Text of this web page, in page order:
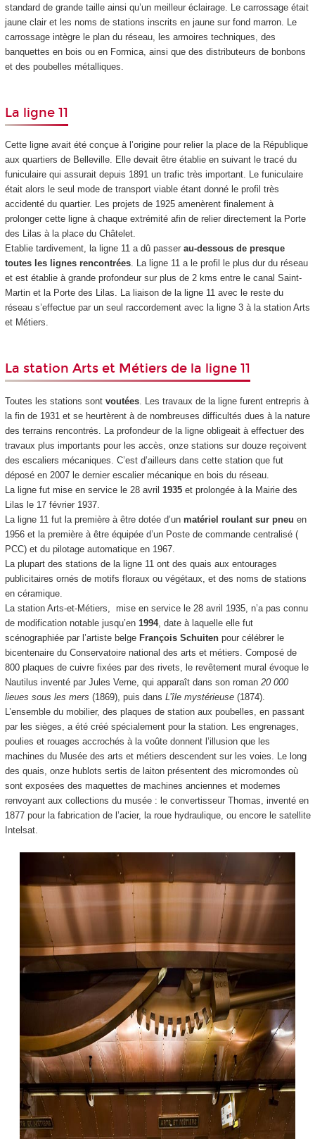
standard de grande taille ainsi qu’un meilleur éclairage. Le carrossage était
jaune clair et les noms de stations inscrits en jaune sur fond marron. Le
carrossage intègre le plan du réseau, les armoires techniques, des
banquettes en bois ou en Formica, ainsi que des distributeurs de bonbons
et des poubelles métalliques.
La ligne 11
Cette ligne avait été conçue à l’origine pour relier la place de la République
aux quartiers de Belleville. Elle devait être établie en suivant le tracé du
funiculaire qui assurait depuis 1891 un trafic très important. Le funiculaire
était alors le seul mode de transport viable étant donné le profil très
accidenté du quartier. Les projets de 1925 amenèrent finalement à
prolonger cette ligne à chaque extrémité afin de relier directement la Porte
des Lilas à la place du Châtelet.
Etablie tardivement, la ligne 11 a dû passer au-dessous de presque
toutes les lignes rencontrées. La ligne 11 a le profil le plus dur du réseau
et est établie à grande profondeur sur plus de 2 kms entre le canal Saint-
Martin et la Porte des Lilas. La liaison de la ligne 11 avec le reste du
réseau s’effectue par un seul raccordement avec la ligne 3 à la station Arts
et Métiers.
La station Arts et Métiers de la ligne 11
Toutes les stations sont voutées. Les travaux de la ligne furent entrepris à
la fin de 1931 et se heurtèrent à de nombreuses difficultés dues à la nature
des terrains rencontrés. La profondeur de la ligne obligeait à effectuer des
travaux plus importants pour les accès, onze stations sur douze reçoivent
des escaliers mécaniques. C’est d’ailleurs dans cette station que fut
déposé en 2007 le dernier escalier mécanique en bois du réseau.
La ligne fut mise en service le 28 avril 1935 et prolongée à la Mairie des
Lilas le 17 février 1937.
La ligne 11 fut la première à être dotée d’un matériel roulant sur pneu en
1956 et la première à être équipée d’un Poste de commande centralisé (
PCC) et du pilotage automatique en 1967.
La plupart des stations de la ligne 11 ont des quais aux entourages
publicitaires ornés de motifs floraux ou végétaux, et des noms de stations
en céramique.
La station Arts-et-Métiers, mise en service le 28 avril 1935, n’a pas connu
de modification notable jusqu’en 1994, date à laquelle elle fut
scénographiée par l’artiste belge François Schuitenpour célébrer le
bicentenaire du Conservatoire national des arts et métiers. Composé de
800 plaques de cuivre fixées par des rivets, le revêtement mural évoque le
Nautilus inventé par Jules Verne, qui apparaît dans son roman 20 000
lieues sous les mers (1869), puis dans L’île mystérieuse (1874).
L’ensemble du mobilier, des plaques de station aux poubelles, en passant
par les sièges, a été créé spécialement pour la station. Les engrenages,
poulies et rouages accrochés à la voûte donnent l’illusion que les
machines du Musée des arts et métiers descendent sur les voies. Le long
des quais, onze hublots sertis de laiton présentent des micromondes où
sont exposées des maquettes de machines anciennes et modernes
renvoyant aux collections du musée : le convertisseur Thomas, inventé en
1877 pour la fabrication de l’acier, la roue hydraulique, ou encore le satellite
Intelsat.